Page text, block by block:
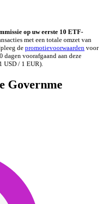
op uw eerste 10 ETF-
met een totale omzet van
de promotievoorwaarden voor
dagen voorafgaand aan deze
USD / 1 EUR).
Governme